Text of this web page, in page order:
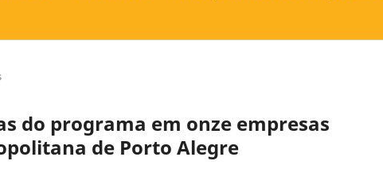
do programa em onze empresas
de Porto Alegre